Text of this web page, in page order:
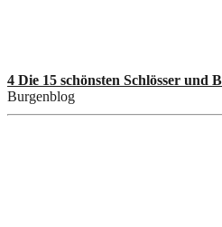
4 Die 15 schönsten Schlösser und
Burgenblog